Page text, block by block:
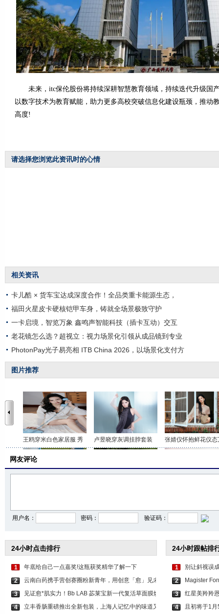
未来，itc保伦股份将持续深耕智慧教育领域，持续迭代升级国
以数字技术为教育赋能，助力更多高校突破信息化建设瓶颈，推动
高度!
请选择您浏览此资讯时的心情
相关资讯
卡儿酷 × 货车宝达成深度合作！全品类重卡能源生态，
福田火星皮卡硬核铠甲车身，铸就全场景极致守护
一卡启境，智览万象 鑫鸣声智能科技（插卡互动）交互
老花镜怎么选？超视立：视力场景化引领从成品镜到专业
PhotonPay光子易亮相 ITB China 2026，以场景化支付方
图片推荐
王鸥穿米白色家居服 秀 卢昱晓穿灰调挂脖套装 张婧仪怀抱鲜花仪态
网友评论
用户名： 密码： 验证码：
24小时点击排行
1
年底给自己一点嘉奖!这瓶获奖精华了解一下
2
云南白药携手营创赛圈粉新青年，用创意「愈」见未
3
见证愈*肌实力！Bb LAB 苾莱宝新一代复活草面膜焕
4
立丰香肠重磅推出全新包装，上海人记忆中的味道又
24小时跟帖排
1
别让斜视误
2
Magister
3
红星美羚羚
4
且初将于1